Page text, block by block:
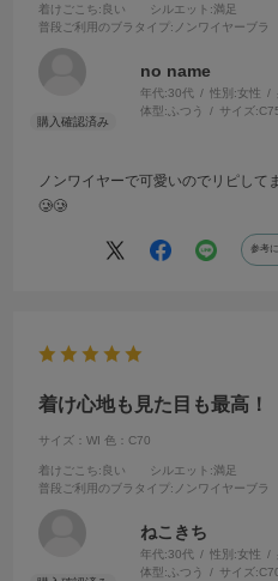
着けごこち:良い シルエット :満足
普段ご利用のブラタイプ :ノンワイヤーブラ
no name
年代:30代 性別:女性
体型: ふつう サイズ:
ノンワイヤーで可愛いのでリピして
🥲🥲
参考
着け心地も見た目も最高！
サイズ：WI 色：C70
着けごこち:良い シルエット :満足
普段ご利用のブラタイプ :ノンワイヤーブラ
ねこきち
年代:30代 性別:女性
体型:ふつう サイズ: